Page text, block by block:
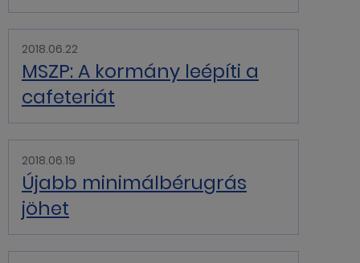
2018.06.22
MSZP: A kormány leépíti a
cafeteriát
2018.06.19
Újabb minimálbérugrás
jöhet